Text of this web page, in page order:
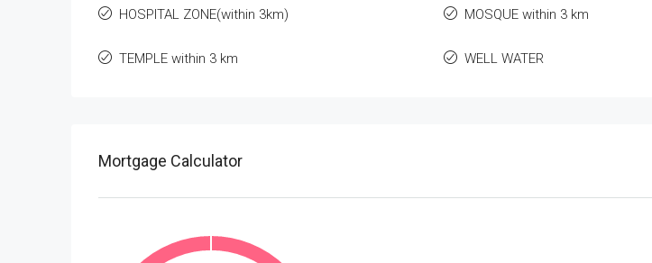
HOSPITAL ZONE(within 3km) MOSQUE within 3 km
TEMPLE within 3 km WELL WATER
Mortgage Calculator